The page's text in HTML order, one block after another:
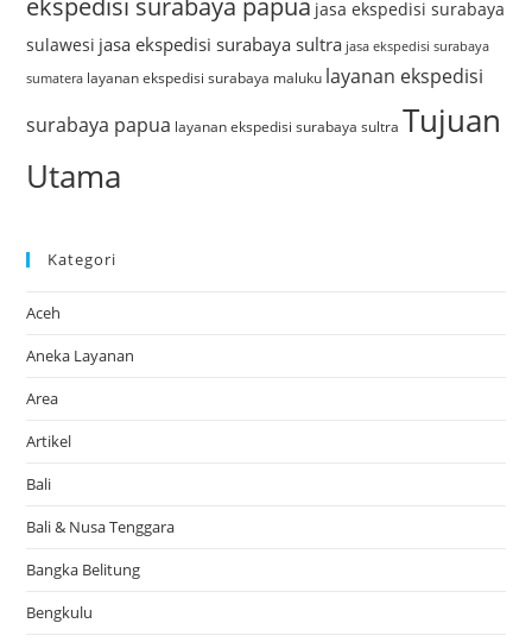
jasa ekspedisi surabaya
sulawesi jasa ekspedisi surabaya sultra jasa ekspedisi surabaya
sumatera layanan ekspedisi surabaya maluku layanan ekspedisi
surabaya papua layanan ekspedisi surabaya sultra Tujuan
Utama
Kategori
Aceh
Aneka Layanan
Area
Artikel
Bali
Bali & Nusa Tenggara
Bangka Belitung
Bengkulu